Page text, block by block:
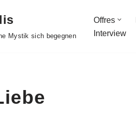
Mystik sich begegnen
Offres
Interview